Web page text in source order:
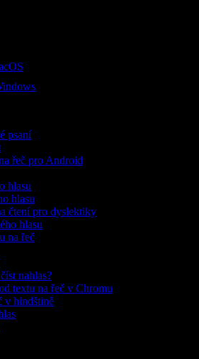
psaní
řeč pro Android
hlasu
hlasu
čtení pro dyslektiky
hlasu
na řeč
nahlas?
textu na řeč v Chromu
v hindštině